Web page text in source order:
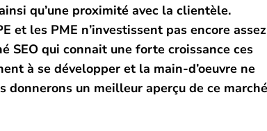
qu’une proximité avec la clientèle.
et les PME n’investissent pas encore assez
SEO qui connait une forte croissance ces
à se développer et la main-d’oeuvre ne
donnerons un meilleur aperçu de ce marché